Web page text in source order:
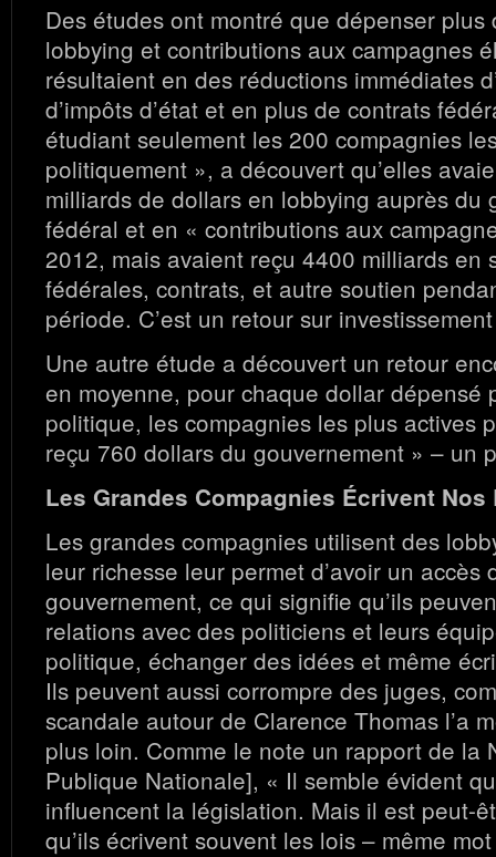
Des études ont montré que dépenser plus
lobbying et contributions aux campagnes
résultaient en des réductions immédiates
d’impôts d’état et en plus de contrats
étudiant seulement les 200 compagnies
politiquement », a découvert qu’elles
milliards de dollars en lobbying auprès du
fédéral et en « contributions aux
2012, mais avaient reçu 4400 milliards en
fédérales, contrats, et autre soutien
période. C’est un retour sur
Une autre étude a découvert un retour
en moyenne, pour chaque dollar dépensé
politique, les compagnies les plus actives
reçu 760 dollars du gouvernement » – un
Les Grandes Compagnies Écrivent Nos
Les grandes compagnies utilisent des
leur richesse leur permet d’avoir un
gouvernement, ce qui signifie qu’ils
relations avec des politiciens et leurs
politique, échanger des idées et même
Ils peuvent aussi corrompre des juges,
scandale autour de Clarence Thomas l’a
plus loin. Comme le note un rapport de la
Publique Nationale], « Il semble évident
influencent la législation. Mais il est peut-
qu’ils écrivent souvent les lois – même